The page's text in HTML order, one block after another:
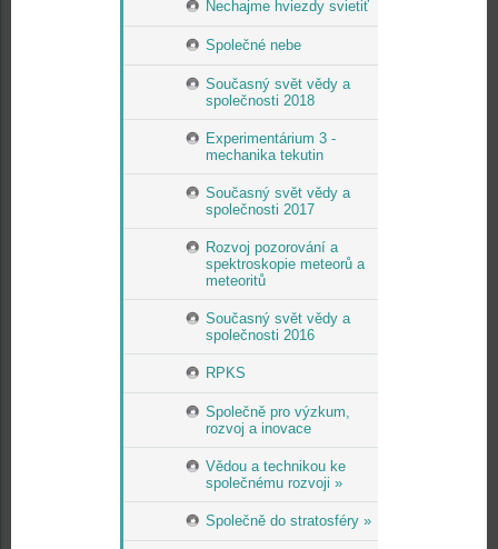
Nechajme hviezdy svietiť
Společné nebe
Současný svět vědy a
společnosti 2018
Experimentárium 3 -
mechanika tekutin
Současný svět vědy a
společnosti 2017
Rozvoj pozorování a
spektroskopie meteorů a
meteoritů
Současný svět vědy a
společnosti 2016
RPKS
Společně pro výzkum,
rozvoj a inovace
Vědou a technikou ke
společnému rozvoji »
Společně do stratosféry »